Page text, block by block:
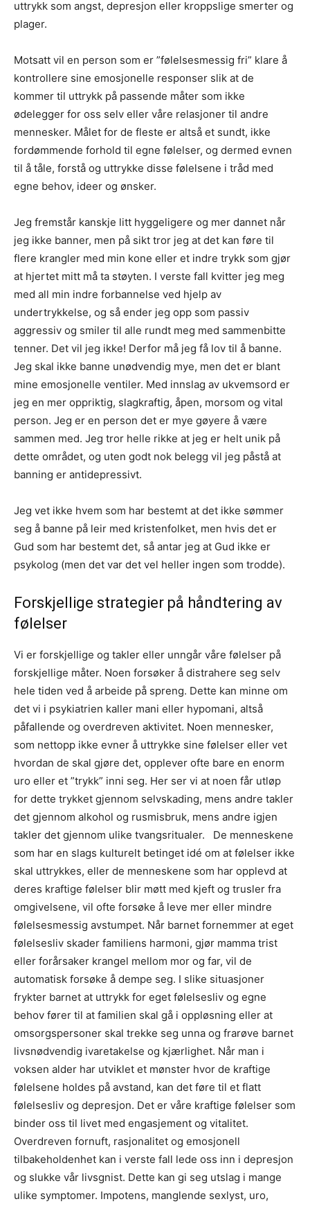
uttrykk som angst, depresjon eller kroppslige smerter og
plager.
Motsatt vil en person som er ”følelsesmessig fri” klare å
kontrollere sine emosjonelle responser slik at de
kommer til uttrykk på passende måter som ikke
ødelegger for oss selv eller våre relasjoner til andre
mennesker. Målet for de fleste er altså et sundt, ikke
fordømmende forhold til egne følelser, og dermed evnen
til å tåle, forstå og uttrykke disse følelsene i tråd med
egne behov, ideer og ønsker.
Jeg fremstår kanskje litt hyggeligere og mer dannet når
jeg ikke banner, men på sikt tror jeg at det kan føre til
flere krangler med min kone eller et indre trykk som gjør
at hjertet mitt må ta støyten. I verste fall kvitter jeg meg
med all min indre forbannelse ved hjelp av
undertrykkelse, og så ender jeg opp som passiv
aggressiv og smiler til alle rundt meg med sammenbitte
tenner. Det vil jeg ikke! Derfor må jeg få lov til å banne.
Jeg skal ikke banne unødvendig mye, men det er blant
mine emosjonelle ventiler. Med innslag av ukvemsord er
jeg en mer oppriktig, slagkraftig, åpen, morsom og vital
person. Jeg er en person det er mye gøyere å være
sammen med. Jeg tror helle rikke at jeg er helt unik på
dette området, og uten godt nok belegg vil jeg påstå at
banning er antidepressivt.
Jeg vet ikke hvem som har bestemt at det ikke sømmer
seg å banne på leir med kristenfolket, men hvis det er
Gud som har bestemt det, så antar jeg at Gud ikke er
psykolog (men det var det vel heller ingen som trodde).
Forskjellige strategier på håndtering av
følelser
Vi er forskjellige og takler eller unngår våre følelser på
forskjellige måter. Noen forsøker å distrahere seg selv
hele tiden ved å arbeide på spreng. Dette kan minne om
det vi i psykiatrien kaller mani eller hypomani, altså
påfallende og overdreven aktivitet. Noen mennesker,
som nettopp ikke evner å uttrykke sine følelser eller vet
hvordan de skal gjøre det, opplever ofte bare en enorm
uro eller et ”trykk” inni seg. Her ser vi at noen får utløp
for dette trykket gjennom selvskading, mens andre takler
det gjennom alkohol og rusmisbruk, mens andre igjen
takler det gjennom ulike tvangsritualer. De menneskene
som har en slags kulturelt betinget idé om at følelser ikke
skal uttrykkes, eller de menneskene som har opplevd at
deres kraftige følelser blir møtt med kjeft og trusler fra
omgivelsene, vil ofte forsøke å leve mer eller mindre
følelsesmessig avstumpet. Når barnet fornemmer at eget
følelsesliv skader familiens harmoni, gjør mamma trist
eller forårsaker krangel mellom mor og far, vil de
automatisk forsøke å dempe seg. I slike situasjoner
frykter barnet at uttrykk for eget følelsesliv og egne
behov fører til at familien skal gå i oppløsning eller at
omsorgspersoner skal trekke seg unna og frarøve barnet
livsnødvendig ivaretakelse og kjærlighet. Når man i
voksen alder har utviklet et mønster hvor de kraftige
følelsene holdes på avstand, kan det føre til et flatt
følelsesliv og depresjon. Det er våre kraftige følelser som
binder oss til livet med engasjement og vitalitet.
Overdreven fornuft, rasjonalitet og emosjonell
tilbakeholdenhet kan i verste fall lede oss inn i depresjon
og slukke vår livsgnist. Dette kan gi seg utslag i mange
ulike symptomer. Impotens, manglende sexlyst, uro,